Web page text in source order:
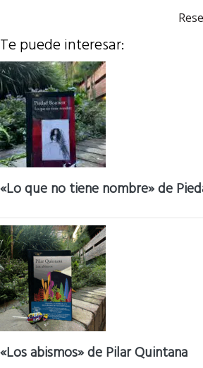
Te puede interesar:
«Lo que no tiene nombre» de
«Los abismos» de Pilar Quintana